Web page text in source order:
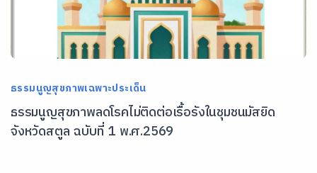
ธรรมนูญสุขภาพเฉพาะประเด็น
ธรรมนูญสุขภาพลดโรคไม่ติดต่อเรื้อรังในชุมชนมัสยิด
จังหวัดสตูล ฉบับที่ 1 พ.ศ.2569